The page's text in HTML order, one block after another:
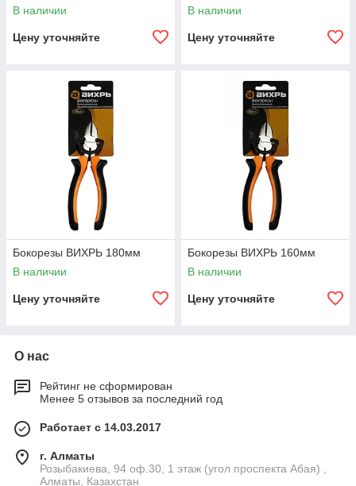
В наличии
Цену уточняйте
В наличии
Цену уточняйте
Бокорезы ВИХРЬ 180мм
В наличии
Цену уточняйте
Бокорезы ВИХРЬ 160мм
В наличии
Цену уточняйте
О нас
Рейтинг не сформирован
Менее 5 отзывов за последний год
Работает с 14.03.2017
г. Алматы
Розыбакиева, 94 оф.30, 1 этаж (угол проспекта Абая) ,
Алматы, Казахстан